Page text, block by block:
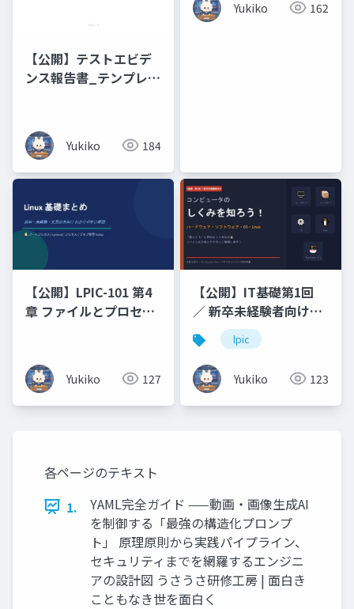
【公開】テストエビデ
ンス報告書_テンプレー
Yukiko 184
Romance ・ Words of
Yukiko 162
【公開】LPIC-101 第4
章 ファイルとプロセス
Yukiko 127
【公開】IT基礎第1回
／ 新卒未経験者向けコ
ンピュータのしくみを
知ろう！ハードウェ
ア・ソフトウェア・
OS・Linux「難しそ
う」と思わなくて大丈
lpic
Yukiko 123
各ページのテキスト
1.
YAML完全ガイド ——動画・画像生成AI
を制御する「最強の構造化プロンプ
ト」 原理原則から実践パイプライン、
セキュリティまでを網羅するエンジニ
アの設計図 うさうさ研修工房 | 面白き
こともなき世を面白く